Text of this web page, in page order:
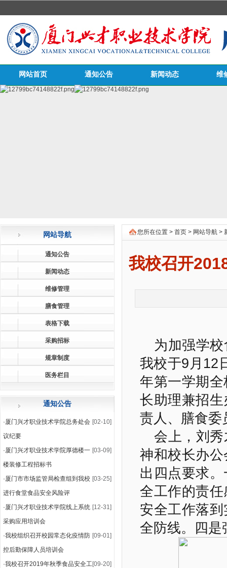
网站首页 通知公告 新闻动态 维
网站导航
通知公告
新闻动态
维修管理
膳食管理
表格下载
采购招标
规章制度
医务栏目
通知公告
[02-10]
·厦门兴才职业技术学院总务处会
议纪要
[03-09]
·厦门兴才职业技术学院厚德楼一
楼装修工程招标书
[03-25]
·厦门市市场监管局检查组到我校
进行食堂食品安全风险评
[12-31]
·厦门兴才职业技术学院线上系统
采购应用培训会
[09-01]
·我校组织召开校园常态化疫情防
控后勤保障人员培训会
[09-20]
·我校召开2019年秋季食品安全工
您所在位置 > 首页 > 网站导航 >
我校召开
为加强学
我校于9月12
年第一学期
长助理兼招
责人、膳食委
会上，刘
神和校长办
出四点要求
全工作的责
安全工作落
全防线。四是